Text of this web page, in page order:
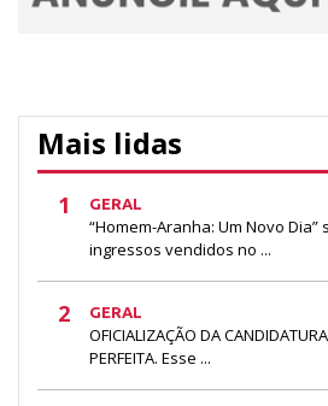
Mais lidas
1 GERAL
“Homem-Aranha: Um Novo
ingressos vendidos no ...
2 GERAL
OFICIALIZAÇÃO DA CANDIDATURA
PERFEITA. Esse ...